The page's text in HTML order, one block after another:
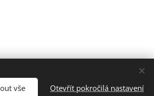
vše Otevřít pokročilá nastavení